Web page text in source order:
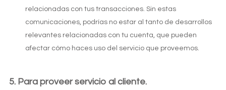
relacionadas con tus transacciones. Sin estas
comunicaciones, podrías no estar al tanto de desarrollos
relevantes relacionadas con tu cuenta, que pueden
afectar cómo haces uso del servicio que proveemos.
Para proveer servicio al cliente.